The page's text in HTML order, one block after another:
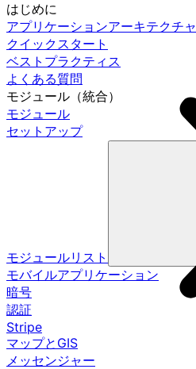
はじめに
アプリケーションアーキテクチャ
クイックスタート
ベストプラクティス
よくある質問
モジュール（統合）
モジュール
セットアップ
モジュールリスト
モバイルアプリケーション
暗号
認証
Stripe
マップとGIS
メッセンジャー